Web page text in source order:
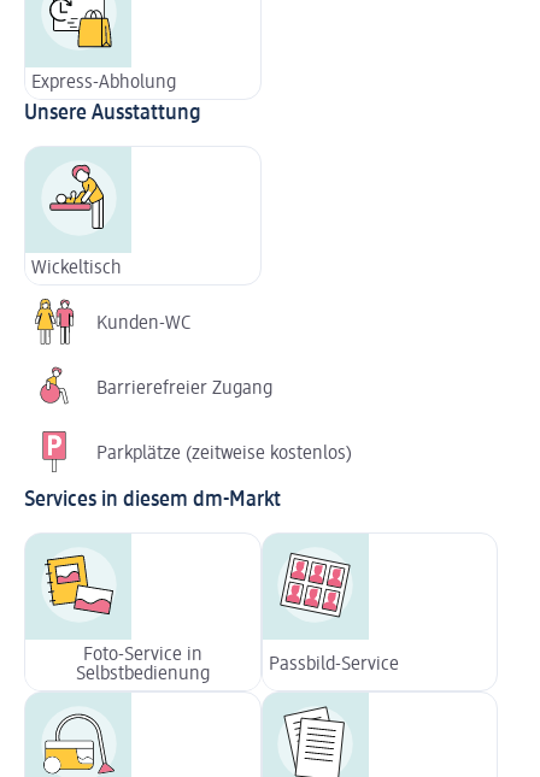
Express-Abholung
Unsere Ausstattung
Wickeltisch
Kunden-WC
Barrierefreier Zugang
Parkplätze (zeitweise kostenlos)
Services in diesem dm-Markt
Foto-Service in
Selbstbedienung
Passbild-Service